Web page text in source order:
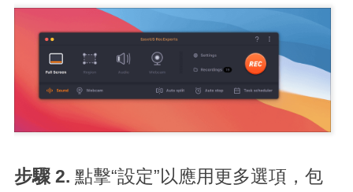
步驟 2. 點擊“設定”以應用更多選項，包